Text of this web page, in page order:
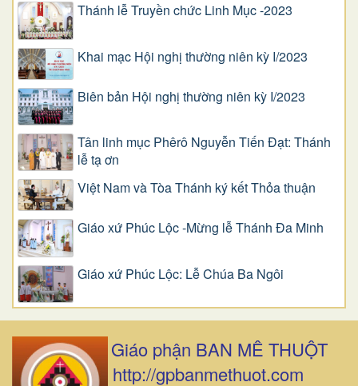
Thánh lễ Truyền chức Linh Mục -2023
Khai mạc Hội nghị thường niên kỳ I/2023
Biên bản Hội nghị thường niên kỳ I/2023
Tân linh mục Phêrô Nguyễn Tiến Đạt: Thánh
lễ tạ ơn
Việt Nam và Tòa Thánh ký kết Thỏa thuận
Giáo xứ Phúc Lộc -Mừng lễ Thánh Đa Minh
Giáo xứ Phúc Lộc: Lễ Chúa Ba Ngôi
Giáo phận BAN MÊ THUỘT
http://gpbanmethuot.com